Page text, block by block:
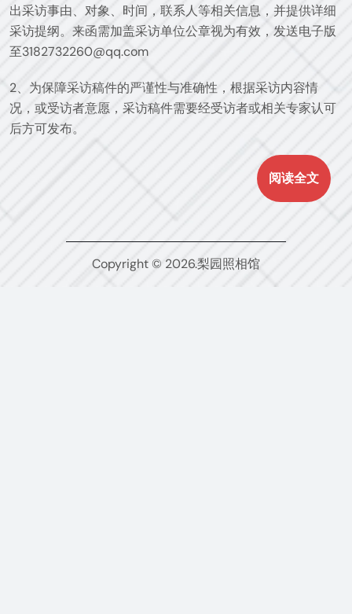
出采访事由、对象、时间，联系人等相关信息，并提供详细
采访提纲。来函需加盖采访单位公章视为有效，发送电子版
至3182732260@qq.com
2、为保障采访稿件的严谨性与准确性，根据采访内容情
况，或受访者意愿，采访稿件需要经受访者或相关专家认可
后方可发布。
阅读全文
Copyright © 2026.梨园照相馆